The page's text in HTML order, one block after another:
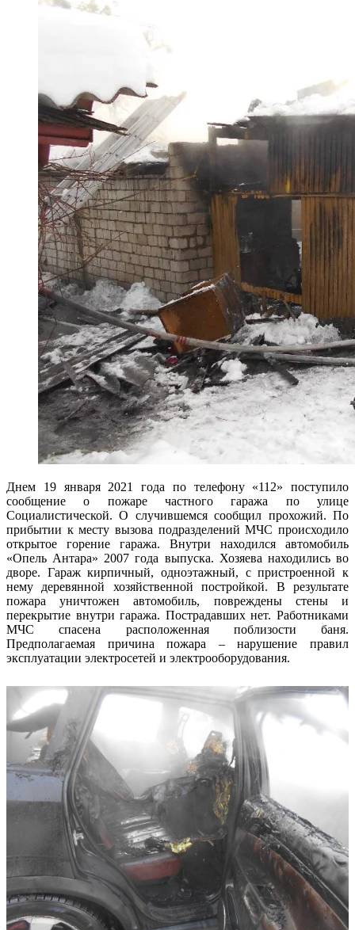
Днем 19 января 2021 года по телефону «112» поступило
сообщение о пожаре частного гаража по улице
Социалистической. О случившемся сообщил прохожий. По
прибытии к месту вызова подразделений МЧС происходило
открытое горение гаража. Внутри находился автомобиль
«Опель Антара» 2007 года выпуска. Хозяева находились во
дворе. Гараж кирпичный, одноэтажный, с пристроенной к
нему деревянной хозяйственной постройкой. В результате
пожара уничтожен автомобиль, повреждены стены и
перекрытие внутри гаража. Пострадавших нет. Работниками
МЧС спасена расположенная поблизости баня.
Предполагаемая причина пожара – нарушение правил
эксплуатации электросетей и электрооборудования.